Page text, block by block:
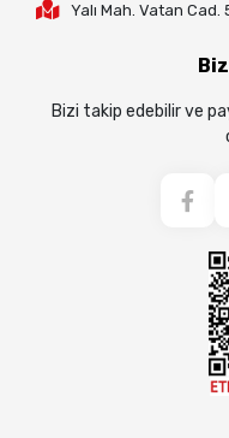
Yalı Mah. Vatan
Bizi takip edebilir ve